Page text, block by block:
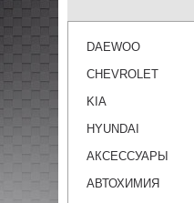
DAEWOO
CHEVROLET
KIA
HYUNDAI
АКСЕССУАРЫ
АВТОХИМИЯ